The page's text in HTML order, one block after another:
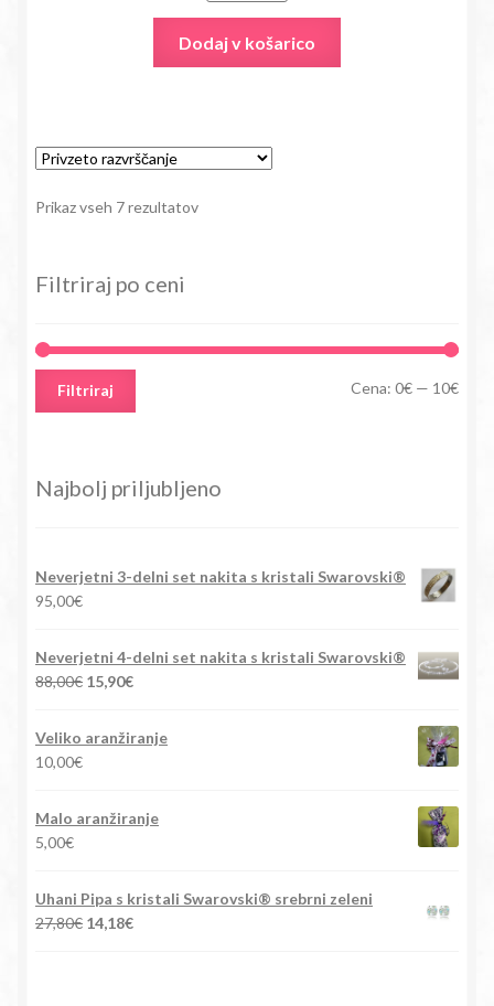
Dodaj v košarico
Prikaz vseh 7 rezultatov
Filtriraj po ceni
Min
Max
Filtriraj Cena: 0€ — 10€
Najbolj priljubljeno
Neverjetni 3-delni set nakita s kristali Swarovski®
95,00€
Neverjetni 4-delni set nakita s kristali Swarovski®
88,00€ Izvirna
15,90€Trenutna
Veliko aranžiranje
10,00€
Malo aranžiranje
5,00€
Uhani Pipa s kristali Swarovski® srebrni zeleni
27,80€ Izvirna
14,18€Trenutna